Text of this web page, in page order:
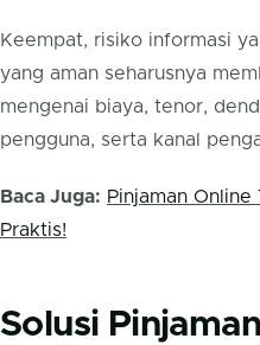
Keempat, risiko informasi
yang aman seharusnya
mengenai biaya, tenor,
pengguna, serta kanal
Baca Juga: Pinjaman Online
Praktis!
Solusi